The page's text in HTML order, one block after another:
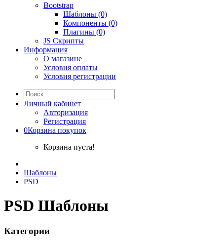
Bootstrap
Шаблоны (0)
Компоненты (0)
Плагины (0)
JS Скрипты
Информация
О магазине
Условия оплаты
Условия регистрации
Личный кабинет
Авторизация
Регистрация
0Корзина покупок
Корзина пуста!
Шаблоны
PSD
PSD Шаблоны
Категории